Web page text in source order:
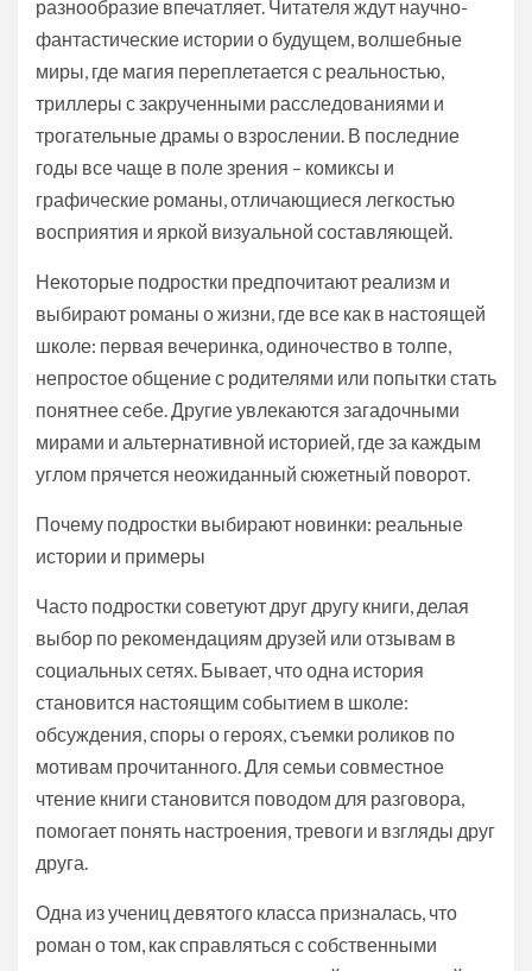
разнообразие впечатляет. Читателя ждут научно-
фантастические истории о будущем, волшебные
миры, где магия переплетается с реальностью,
триллеры с закрученными расследованиями и
трогательные драмы о взрослении. В последние
годы все чаще в поле зрения – комиксы и
графические романы, отличающиеся легкостью
восприятия и яркой визуальной составляющей.
Некоторые подростки предпочитают реализм и
выбирают романы о жизни, где все как в настоящей
школе: первая вечеринка, одиночество в толпе,
непростое общение с родителями или попытки стать
понятнее себе. Другие увлекаются загадочными
мирами и альтернативной историей, где за каждым
углом прячется неожиданный сюжетный поворот.
Почему подростки выбирают новинки: реальные
истории и примеры
Часто подростки советуют друг другу книги, делая
выбор по рекомендациям друзей или отзывам в
социальных сетях. Бывает, что одна история
становится настоящим событием в школе:
обсуждения, споры о героях, съемки роликов по
мотивам прочитанного. Для семьи совместное
чтение книги становится поводом для разговора,
помогает понять настроения, тревоги и взгляды друг
друга.
Одна из учениц девятого класса призналась, что
роман о том, как справляться с собственными